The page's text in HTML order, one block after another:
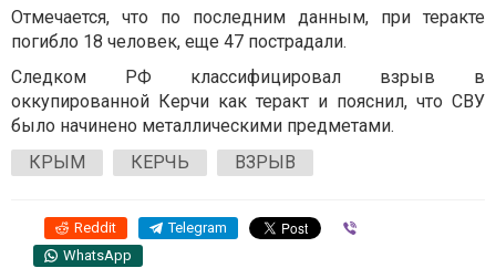
Отмечается, что по последним данным, при теракте
погибло 18 человек, еще 47 пострадали.
Следком РФ классифицировал взрыв в
оккупированной Керчи как теракт и пояснил, что СВУ
было начинено металлическими предметами.
КРЫМ
КЕРЧЬ ВЗРЫВ
Reddit Telegram
WhatsApp